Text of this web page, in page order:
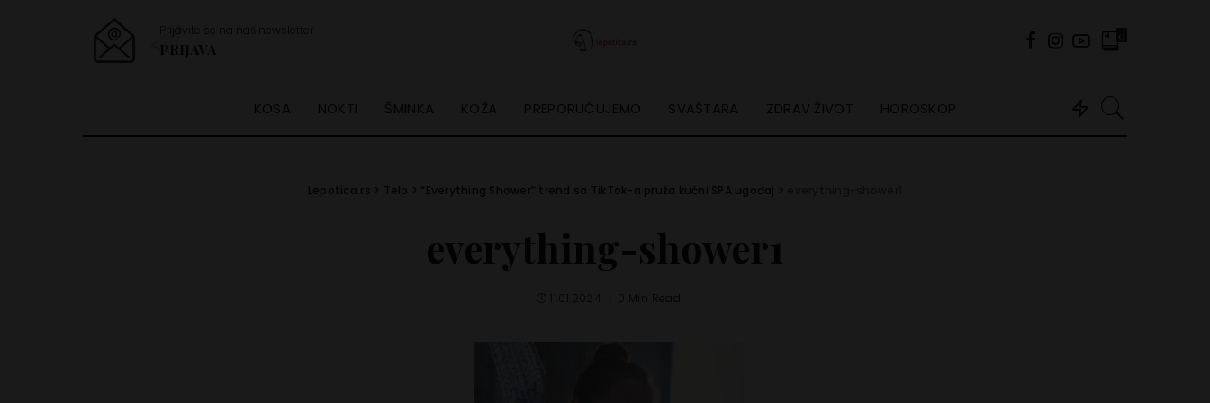
Prijavite se na naš newsletter
PRIJAVA
KOSA NOKTI ŠMINKA KOŽA PREPORUČUJEMO SVAŠTARA ZDRAV ŽIVOT HOROSKOP
Lepotica.rs > Telo > “Everything Shower” trend sa TikTok-a pruža kućni SPA ugođaj >
everything-shower1
11.01.2024.